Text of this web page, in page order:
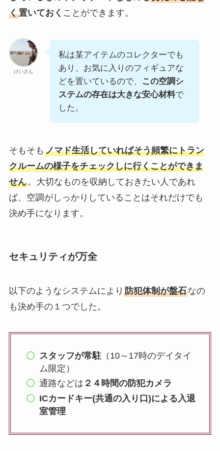
く置いておく ことができます。
けいさん
私は某アイテムのコレクターでも
あり、お気に入りのフィギュアな
どを置いているので、
この空調シ
ステムの存在は大きな安心材料で
した。
そもそも ノマド生活していればそう頻繁にトラン
クルームの様子をチェックしに行くことができま
せん。大切なものを収納しておきたい人であれ
ば、空調がしっかりしていることはそれだけでも
決め手になります。
セキュリティが万全
以下のようなシステムにより 防犯体制が盤石なの
も決め手の１つでした。
スタッフが常駐 （10～17時のデイタイ
ム限定）
通路などは ２４時間の防犯カメラ
ICカードキー(共通の入り口)による入退
室管理